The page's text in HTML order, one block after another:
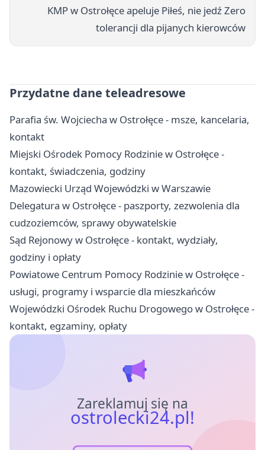
KMP w Ostrołęce apeluje Piłeś, nie jedź Zero
tolerancji dla pijanych kierowców
Przydatne dane teleadresowe
Parafia św. Wojciecha w Ostrołęce - msze, kancelaria,
kontakt
Miejski Ośrodek Pomocy Rodzinie w Ostrołęce -
kontakt, świadczenia, godziny
Mazowiecki Urząd Wojewódzki w Warszawie
Delegatura w Ostrołęce - paszporty, zezwolenia dla
cudzoziemców, sprawy obywatelskie
Sąd Rejonowy w Ostrołęce - kontakt, wydziały,
godziny i opłaty
Powiatowe Centrum Pomocy Rodzinie w Ostrołęce -
usługi, programy i wsparcie dla mieszkańców
Wojewódzki Ośrodek Ruchu Drogowego w Ostrołęce -
kontakt, egzaminy, opłaty
Zareklamuj się na
ostrolecki24.pl!